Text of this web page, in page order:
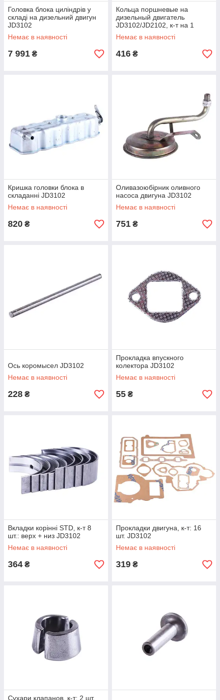
Головка блока циліндрів у
складі на дизельний двигун
JD3102
Немає в наявності
7 991 ₴
Кольца поршневые на
дизельный двигатель
JD3102/JD2102, к-т на 1
поршень
Немає в наявності
416 ₴
Кришка головки блока в
складанні JD3102
Немає в наявності
820 ₴
Оливазоюбірник оливного
насоса двигуна JD3102
Немає в наявності
751 ₴
Ось коромысел JD3102
Немає в наявності
228 ₴
Прокладка впускного
колектора JD3102
Немає в наявності
55 ₴
Вкладки корінні STD, к-т 8
шт.: верх + низ JD3102
Немає в наявності
364 ₴
Прокладки двигуна, к-т: 16
шт. JD3102
Немає в наявності
319 ₴
Сухари клапанов, к-т: 2 шт.